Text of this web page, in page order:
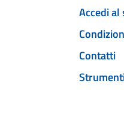
Accedi al
Contatti